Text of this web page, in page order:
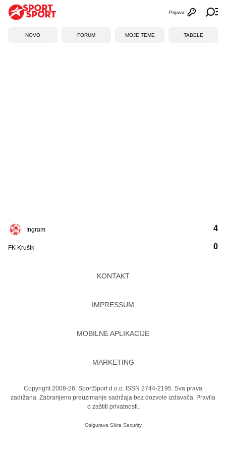
Otvori
Prijava
NOVO FORUM MOJE TEME TABELE
Ingram
FK Krušik
4
0
KONTAKT
IMPRESSUM
MOBILNE APLIKACIJE
MARKETING
Copyright 2008-26. SportSport d.o.o. ISSN 2744-2195. Sva prava
zadržana. Zabranjeno preuzimanje sadržaja bez dozvole izdavača. Pravila
o zaštiti privatnosti.
Osigurava Sikra Security